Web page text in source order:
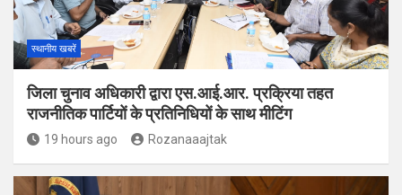
स्थानीय खबरें
जिला चुनाव अधिकारी द्वारा एस.आई.आर. प्रक्रिया तहत
राजनीतिक पार्टियों के प्रतिनिधियों के साथ मीटिंग
19 hours ago Rozanaaajtak